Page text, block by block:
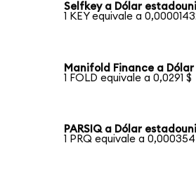
Selfkey a Dólar
1 KEY equivale a
Manifold Finance a
1 FOLD equivale a 0,0291 $
PARSIQ a Dólar
1 PRQ equivale a 0,000354